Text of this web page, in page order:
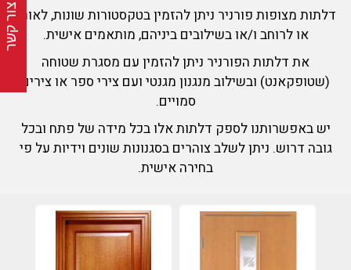
דלתות מצופות פורניר ניתן להזמין בטקסטורות שונות, לאורך
או לרוחב ו/או בשילובים ביניהם, מותאמים אישית.
את דלתות הפורניר ניתן להזמין עם מסגרת שטוחה
(שטופקאנט) ובשילוב מנגנון מגנטי ועם צירי ספר או צירים
סמויים.
יש באפשרותנו לספק דלתות אלו בכל מידה של פתח ובכל
גובה דרוש. ניתן לשלב צוהרים בסגנונות שונים וידיות על פי
בחירה אישית.
צור קשר